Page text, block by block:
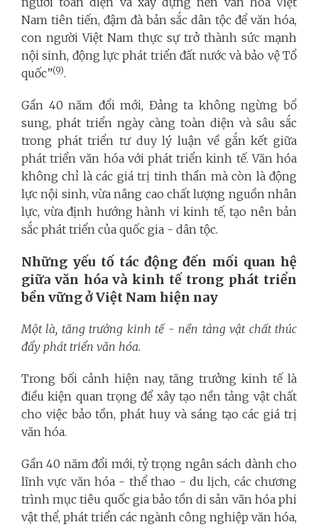
Nam tiên tiến, đậm đà bản sắc dân tộc để văn hóa,
con người Việt Nam thực sự trở thành sức mạnh
nội sinh, động lực phát triển đất nước và bảo vệ Tổ
quốc”(9).
Gần 40 năm đổi mới, Đảng ta không ngừng bổ
sung, phát triển ngày càng toàn diện và sâu sắc
trong phát triển tư duy lý luận về gắn kết giữa
phát triển văn hóa với phát triển kinh tế. Văn hóa
không chỉ là các giá trị tinh thần mà còn là động
lực nội sinh, vừa nâng cao chất lượng nguồn nhân
lực, vừa định hướng hành vi kinh tế, tạo nên bản
sắc phát triển của quốc gia - dân tộc.
Những yếu tố tác động đến mối quan hệ
giữa văn hóa và kinh tế trong phát triển
bền vững ở Việt Nam hiện nay
Một là, tăng trưởng kinh tế - nền tảng vật chất thúc
đẩy phát triển văn hóa.
Trong bối cảnh hiện nay, tăng trưởng kinh tế là
điều kiện quan trọng để xây tạo nền tảng vật chất
cho việc bảo tồn, phát huy và sáng tạo các giá trị
văn hóa.
Gần 40 năm đổi mới, tỷ trọng ngân sách dành cho
lĩnh vực văn hóa - thể thao - du lịch, các chương
trình mục tiêu quốc gia bảo tồn di sản văn hóa phi
vật thể, phát triển các ngành công nghiệp văn hóa,